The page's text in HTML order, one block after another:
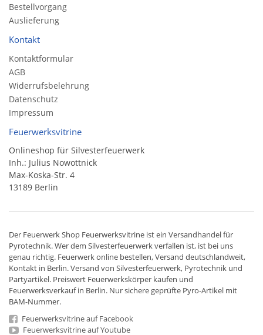
Bestellvorgang
Auslieferung
Kontakt
Kontaktformular
AGB
Widerrufsbelehrung
Datenschutz
Impressum
Feuerwerksvitrine
Onlineshop für Silvesterfeuerwerk
Inh.: Julius Nowottnick
Max-Koska-Str. 4
13189 Berlin
Der Feuerwerk Shop Feuerwerksvitrine ist ein Versandhandelfür
Pyrotechnik. Wer dem Silvesterfeuerwerk verfallen ist, ist bei uns
genau richtig. Feuerwerk online bestellen,Versand deutschlandweit,
Kontakt in Berlin. Versand von Silvesterfeuerwerk, Pyrotechnik und
Partyartikel. Preiswert Feuerwerkskörper kaufen und
Feuerwerksverkauf in Berlin. Nur sichere geprüfte Pyro-Artikel mit
BAM-Nummer.
Feuerwerksvitrine auf Facebook
Feuerwerksvitrine auf Youtube